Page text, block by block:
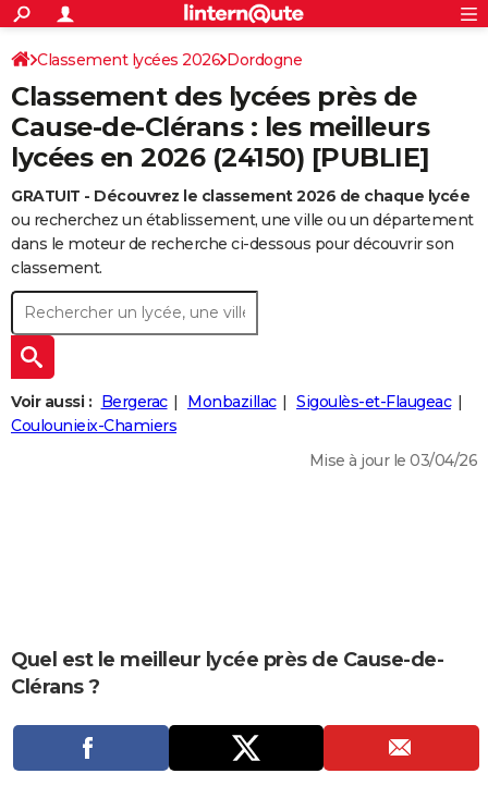
ACTUALITÉS
Politique
Société
Faits Divers
Education
Monde
Villes
+
SPORT
Coupe du monde 2026
Football
Tennis
Cyclisme
Rugby
Forum
Programme TV
TNT
Streaming
Cinéma
Sorties cinéma
Musique
+FINANCE
Retraite
Impôts
Epargne
Immobilier
Risques naturels par ville
Banque
Assurance
Crédit
AUTO
Essais
Réserver un essai
Citadines
Berlines
SUV
Forum auto
+
HIGH-TECH
BRICOLAGE
Forum
Aménagement intérieur
Extérieur
Cuisine
Salle de bains
Jardinage
Rangement
+WEEK-END
Guides de France
Escapades
Patrimoine
Expositions
Musées
Week-end nature
+
LIFESTYLE
Art de vivre
Bien-être
Loisirs
Mode
Modes de vie
+SANTE
Carte de Noël
Carte Bonne année
Carte Saint-Valentin
Carte Pâques
Carte d'anniversaire
DICTIONNAIRE
Dictionnaire
Biographies
Citations
Expressions
Proverbes
PROGRAMME TV
S'inscrire
Connexion
Classement lycées 2026 Dordogne
Classement des lycées près de
Cause-de-Clérans : les meilleurs
lycées en 2026 (24150) [PUBLIE]
GRATUIT - Découvrez le classement 2026 de chaque lycée
ou recherchez un établissement, une ville ou un département
dans le moteur de recherche ci-dessous pour découvrir son
classement.
Voir aussi : Bergerac Monbazillac
Sigoulès-et-Flaugeac
Coulounieix-Chamiers
Mise à jour le 03/04/26
Quel est le meilleur lycée près de Cause-de-
Clérans ?